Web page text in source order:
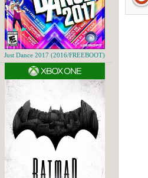
Just Dance 2017 (2016/FREEBOOT)